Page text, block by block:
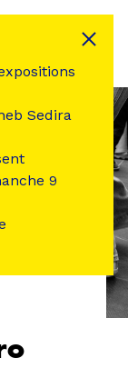
Sedira
9